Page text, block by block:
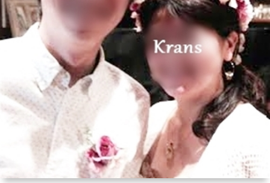
ド
グ
い
ガ
イ
客
ま
の
お
い
合
せ